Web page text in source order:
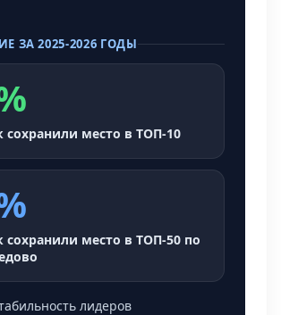
ЗА 2025-2026 ГОДЫ
сохранили место в ТОП-10
сохранили место в ТОП-50 по
лидеров